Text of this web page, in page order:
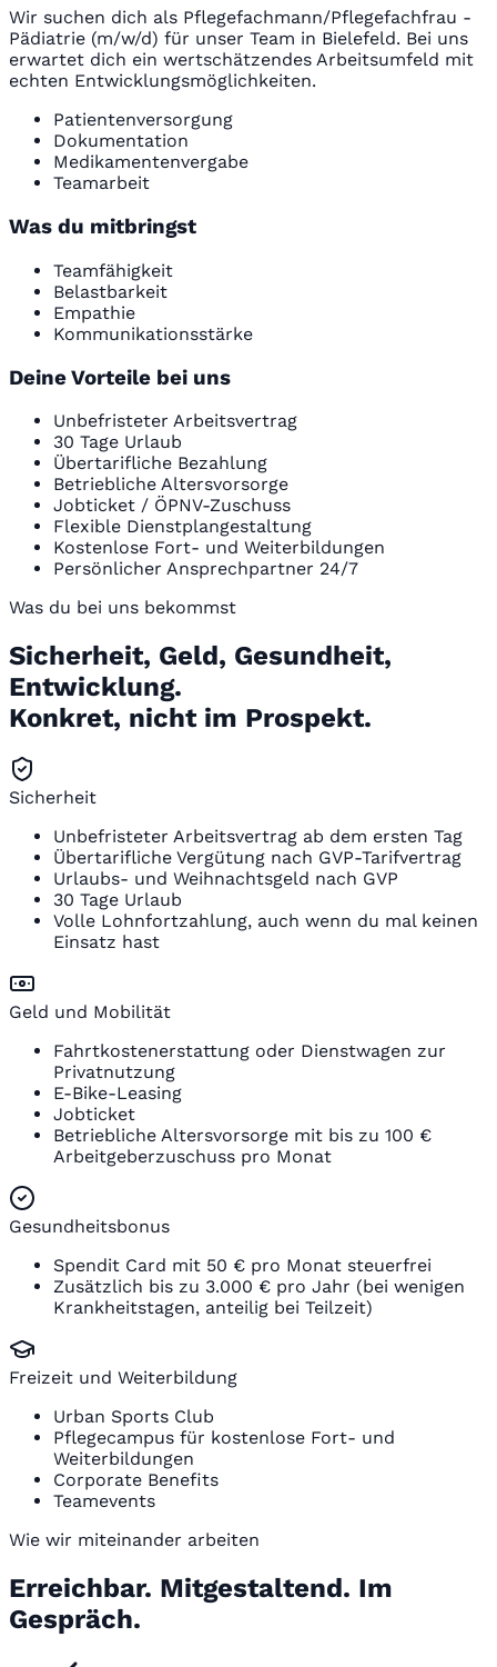
Wir suchen dich als Pflegefachmann/Pflegefachfrau -
Pädiatrie (m/w/d) für unser Team in Bielefeld. Bei uns
erwartet dich ein wertschätzendes Arbeitsumfeld mit
echten Entwicklungsmöglichkeiten.
Patientenversorgung
Dokumentation
Medikamentenvergabe
Teamarbeit
Was du mitbringst
Teamfähigkeit
Belastbarkeit
Empathie
Kommunikationsstärke
Deine Vorteile bei uns
Unbefristeter Arbeitsvertrag
30 Tage Urlaub
Übertarifliche Bezahlung
Betriebliche Altersvorsorge
Jobticket / ÖPNV-Zuschuss
Flexible Dienstplangestaltung
Kostenlose Fort- und Weiterbildungen
Persönlicher Ansprechpartner 24/7
Was du bei uns bekommst
Sicherheit, Geld, Gesundheit,
Entwicklung.
Konkret, nicht im Prospekt.
Sicherheit
Unbefristeter Arbeitsvertrag ab dem ersten Tag
Übertarifliche Vergütung nach GVP-Tarifvertrag
Urlaubs- und Weihnachtsgeld nach GVP
30 Tage Urlaub
Volle Lohnfortzahlung, auch wenn du mal keinen
Einsatz hast
Geld und Mobilität
Fahrtkostenerstattung oder Dienstwagen zur
Privatnutzung
E-Bike-Leasing
Jobticket
Betriebliche Altersvorsorge mit bis zu 100 €
Arbeitgeberzuschuss pro Monat
Gesundheitsbonus
Spendit Card mit 50 € pro Monat steuerfrei
Zusätzlich bis zu 3.000 € pro Jahr (bei wenigen
Krankheitstagen, anteilig bei Teilzeit)
Freizeit und Weiterbildung
Urban Sports Club
Pflegecampus für kostenlose Fort- und
Weiterbildungen
Corporate Benefits
Teamevents
Wie wir miteinander arbeiten
Erreichbar. Mitgestaltend. Im
Gespräch.